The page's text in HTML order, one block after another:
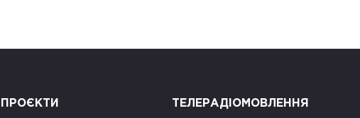
ПРОЄКТИ ТЕЛЕРАДІОМОВЛЕННЯ